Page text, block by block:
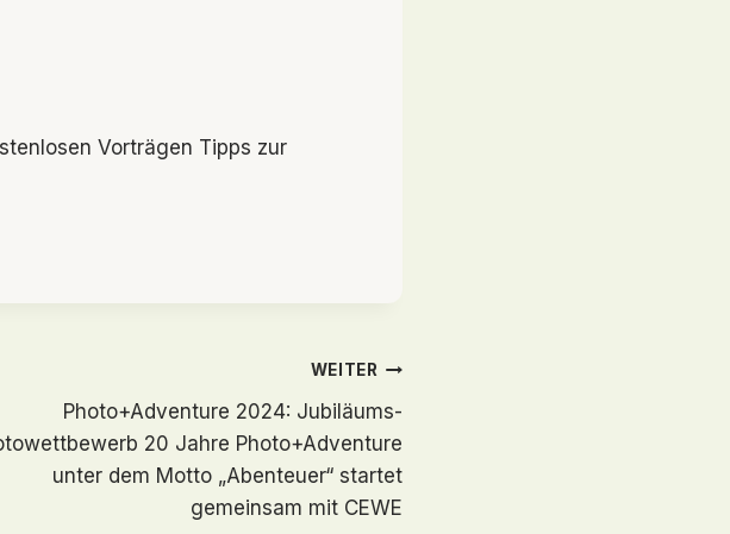
Vorträgen Tipps zur
WEITER
Photo+Adventure 2024: Jubiläums-
20 Jahre Photo+Adventure
unter dem Motto „Abenteuer“ startet
gemeinsam mit CEWE